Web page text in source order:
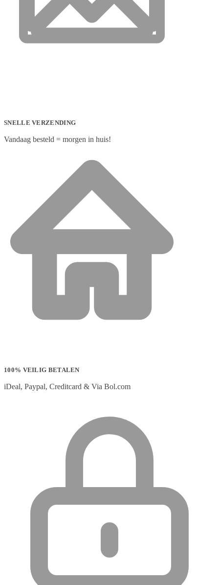
SNELLE VERZENDING
Vandaag besteld = morgen in huis!
100% VEILIG BETALEN
iDeal, Paypal, Creditcard & Via Bol.com